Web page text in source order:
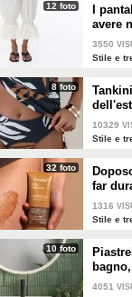
12 foto
I
avere
3550
Stile e
8 foto
10329
Stile e
32 foto
far
1316
Stile e
10 foto
4051